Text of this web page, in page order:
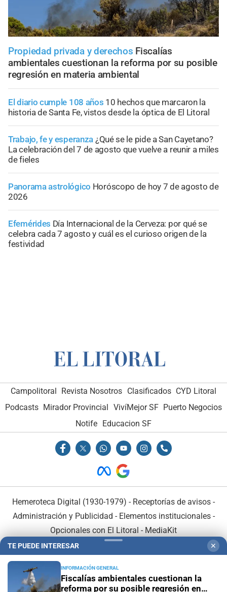
Propiedad privada y derechos Fiscalías
ambientales cuestionan la reforma por su posible
regresión en materia ambiental
El diario cumple 108 años 10 hechos que marcaron la
historia de Santa Fe, vistos desde la óptica de El Litoral
Trabajo, fe y esperanza ¿Qué se le pide a San Cayetano?
La celebración del 7 de agosto que vuelve a reunir a miles
de fieles
Panorama astrológico Horóscopo de hoy 7 de agosto de
2026
Efemérides Día Internacional de la Cerveza: por qué se
celebra cada 7 agosto y cuál es el curioso origen de la
festividad
Campolitoral Revista Nosotros Clasificados CYD Litoral
Podcasts Mirador Provincial VivíMejor SF Puerto Negocios
Notife Educacion SF
Hemeroteca Digital (1930-1979) - Receptorías de avisos -
Administración y Publicidad - Elementos institucionales-
Opcionales con El Litoral - MediaKit
TE PUEDE INTERESAR ✕
INFORMACIÓN GENERAL
Fiscalías ambientales cuestionan la
reforma por su posible regresión en